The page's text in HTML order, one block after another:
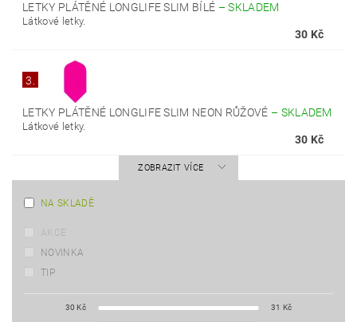
LETKY PLÁTĚNÉ LONGLIFE SLIM BÍLÉ –SKLADEM
Látkové letky.
30 Kč
3.
LETKY PLÁTĚNÉ LONGLIFE SLIM NEON RŮŽOVÉ – SKLADEM
Látkové letky.
30 Kč
ZOBRAZIT VÍCE
NA SKLADĚ
AKCE
NOVINKA
TIP
30 Kč 31 Kč